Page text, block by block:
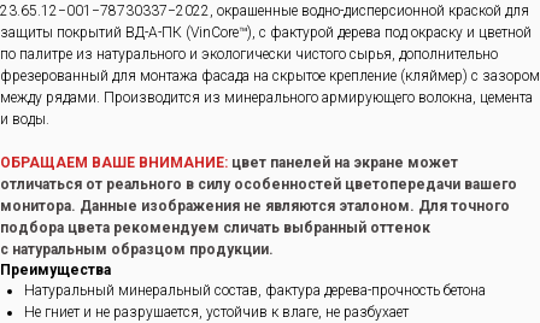
23.65.12−001−78730337−2022, окрашенные водно-дисперсионной краской для
защиты покрытий ВД-А-ПК (VinCore™), с фактурой дерева под окраску и цветной
по палитре из натурального и экологически чистого сырья, дополнительно
фрезерованный для монтажа фасада на скрытое крепление (кляймер) с зазором
между рядами. Производится из минерального армирующего волокна, цемента
и воды.
ОБРАЩАЕМ ВАШЕ ВНИМАНИЕ: цвет панелей на экране может
отличаться от реального в силу особенностей цветопередачи вашего
монитора. Данные изображения не являются эталоном. Для точного
подбора цвета рекомендуем сличать выбранный оттенок
с натуральным образцом продукции.
Преимущества
Натуральный минеральный состав, фактура дерева-прочность бетона
Не гниет и не разрушается, устойчив к влаге, не разбухает